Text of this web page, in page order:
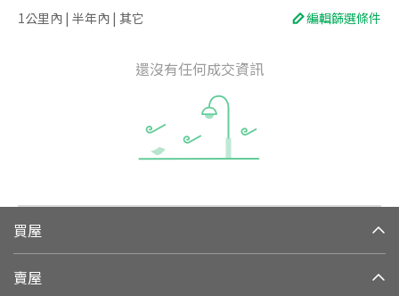
1公里內 | 半年內 | 其它 編輯篩選條件
還沒有任何成交資訊
買屋
賣屋